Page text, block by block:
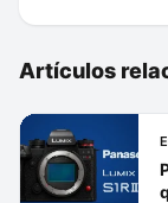
Artículos